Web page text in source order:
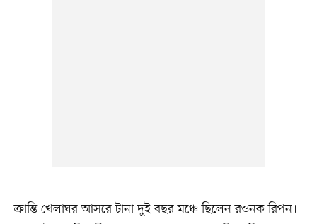
ক্রান্তি খেলাঘর আসরে টানা দুই বছর মঞ্চে ছিলেন রওনক রিপন।